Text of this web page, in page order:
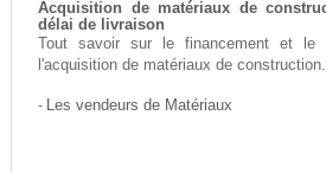
Acquisition de matériaux de
délai de livraison
Tout savoir sur le financement et le
l'acquisition de matériaux de construction.
- Les vendeurs de Matériaux